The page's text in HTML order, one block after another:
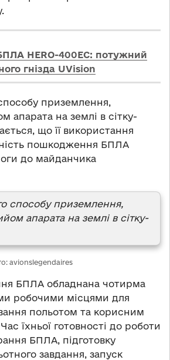
HERO-400EC: потужний
гнізда UVision
приземлення,
апарата на землі в сітку-
що її використання
пошкодження БПЛА
до майданчика
способу приземлення,
апарата на землі в сітку-
avionslegendaires
БПЛА обладнана чотирма
робочими місцями для
польотом та корисним
їхньої готовності до роботи
БПЛА, підготовку
завдання, запуск